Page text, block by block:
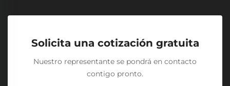
Solicita una cotización gratuita
Nuestro representante se pondrá en contacto
contigo pronto.